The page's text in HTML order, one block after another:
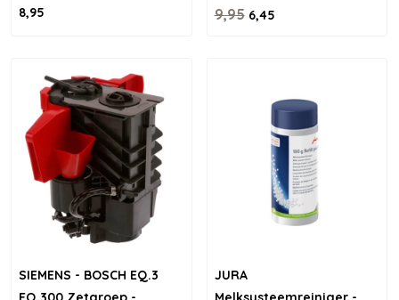
8,95
9,956,45
SIEMENS - BOSCH EQ.3
JURA